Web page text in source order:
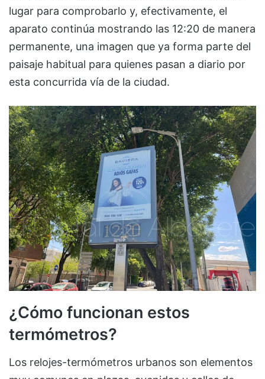
lugar para comprobarlo y, efectivamente, el
aparato continúa mostrando las 12:20 de manera
permanente, una imagen que ya forma parte del
paisaje habitual para quienes pasan a diario por
esta concurrida vía de la ciudad.
¿Cómo funcionan estos
termómetros?
Los relojes-termómetros urbanos son elementos